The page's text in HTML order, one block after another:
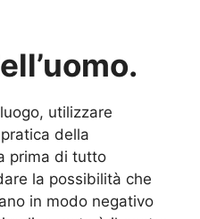
utilizzare
della
prima di tutto
la possibilità che
in modo negativo